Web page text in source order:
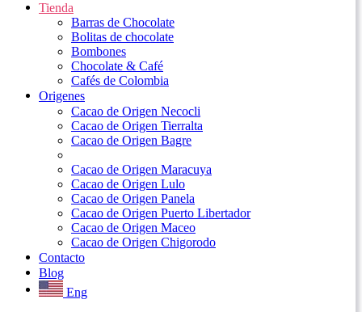
Tienda
Barras de Chocolate
Bolitas de chocolate
Bombones
Chocolate & Café
Cafés de Colombia
Origenes
Cacao de Origen Necocli
Cacao de Origen Tierralta
Cacao de Origen Bagre
Cacao de Origen Maracuya
Cacao de Origen Lulo
Cacao de Origen Panela
Cacao de Origen Puerto Libertador
Cacao de Origen Maceo
Cacao de Origen Chigorodo
Contacto
Blog
Eng